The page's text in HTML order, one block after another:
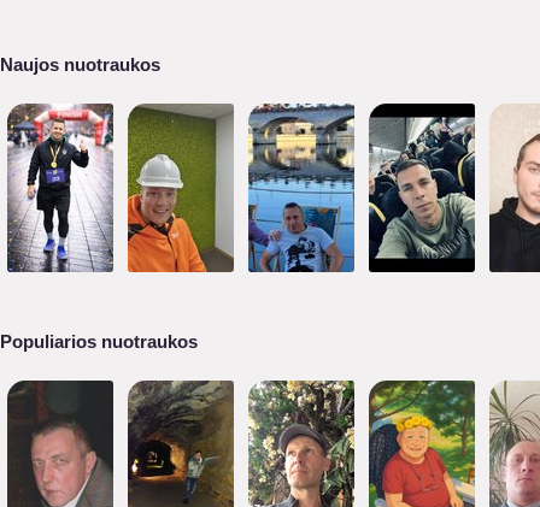
Naujos nuotraukos
Populiarios nuotraukos